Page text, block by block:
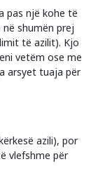
pas një kohe të
shumën prej
të azilit). Kjo
vetëm ose me
arsyet tuaja për
azili), por
vlefshme për